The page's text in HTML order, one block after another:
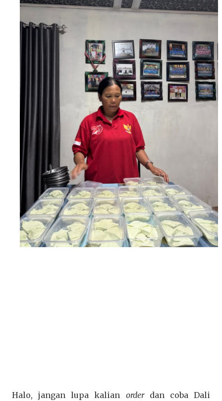
Halo, jangan lupa kalian orderdan coba Dali